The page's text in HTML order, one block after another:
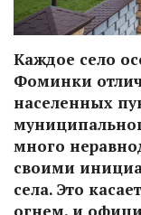
Каждое село
Фоминки
населенных
много
своими
села. Это